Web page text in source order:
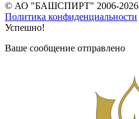
© АО "БАШСПИРТ" 2006-2026
Политика конфиденциальности
Успешно!
Ваше сообщение отправлено